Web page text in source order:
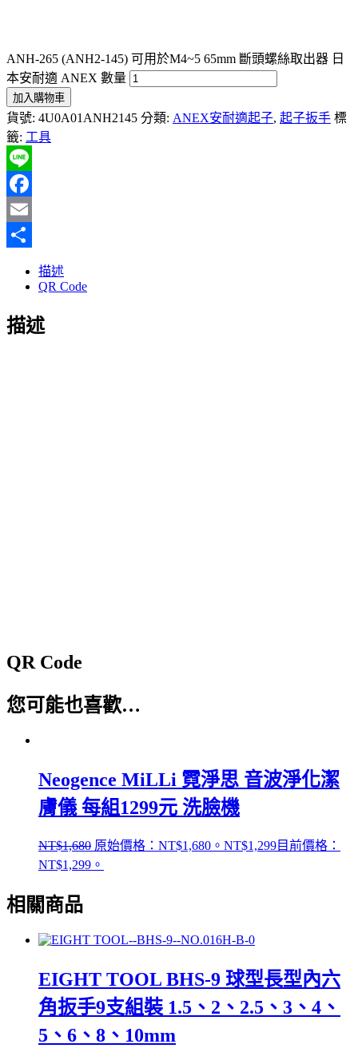
ANH-265 (ANH2-145) 可用於M4~5 65mm 斷頭螺絲取出器 日
本安耐適 ANEX 數量
加入購物車
貨號: 4U0A01ANH2145 分類: ANEX安耐適起子, 起子扳手 標
籤: 工具
Line
Facebook
Email
描述
QR Code
描述
QR Code
您可能也喜歡…
Neogence MiLLi 霓淨思 音波淨化潔
膚儀 每組1299元 洗臉機
NT$1,680 原始價格：NT$1,680。 NT$1,299目前價格：
NT$1,299。
相關商品
EIGHT TOOL BHS-9 球型長型內六
角扳手9支組裝 1.5、2、2.5、3、4、
5、6、8、10mm